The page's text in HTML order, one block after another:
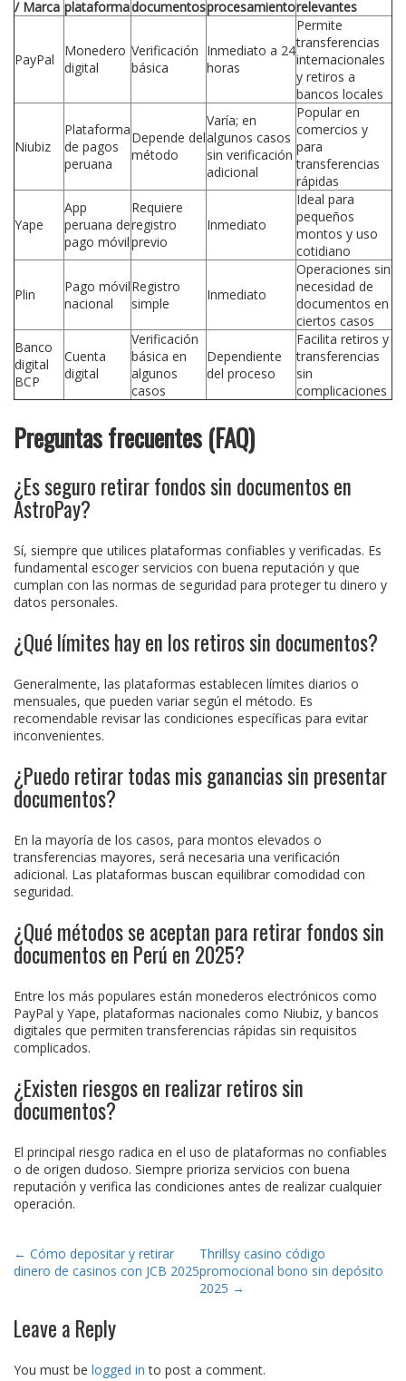
/ Marca plataformadocumentosprocesamientorelevantes
PayPal
Monedero
digital
Verificación
básica
Inmediato a 24
horas
Permite
transferencias
internacionales
y retiros a
bancos locales
Niubiz
Plataforma
de pagos
peruana
Depende del
método
Varía; en
algunos casos
sin verificación
adicional
Popular en
comercios y
para
transferencias
rápidas
Yape
App
peruana de
pago móvil
Requiere
registro
previo
Inmediato
Ideal para
pequeños
montos y uso
cotidiano
Plin
Pago móvil
nacional
Registro
simple
Inmediato
Operaciones sin
necesidad de
documentos en
ciertos casos
Banco
digital
BCP
Cuenta
digital
Verificación
básica en
algunos
casos
Dependiente
del proceso
Facilita retiros y
transferencias
sin
complicaciones
Preguntas frecuentes (FAQ)
¿Es seguro retirar fondos sin documentos en
AstroPay?
Sí, siempre que utilices plataformas confiables y verificadas. Es
fundamental escoger servicios con buena reputación y que
cumplan con las normas de seguridad para proteger tu dinero y
datos personales.
¿Qué límites hay en los retiros sin documentos?
Generalmente, las plataformas establecen límites diarios o
mensuales, que pueden variar según el método. Es
recomendable revisar las condiciones específicas para evitar
inconvenientes.
¿Puedo retirar todas mis ganancias sin presentar
documentos?
En la mayoría de los casos, para montos elevados o
transferencias mayores, será necesaria una verificación
adicional. Las plataformas buscan equilibrar comodidad con
seguridad.
¿Qué métodos se aceptan para retirar fondos sin
documentos en Perú en 2025?
Entre los más populares están monederos electrónicos como
PayPal y Yape, plataformas nacionales como Niubiz, y bancos
digitales que permiten transferencias rápidas sin requisitos
complicados.
¿Existen riesgos en realizar retiros sin
documentos?
El principal riesgo radica en el uso de plataformas no confiables
o de origen dudoso. Siempre prioriza servicios con buena
reputación y verifica las condiciones antes de realizar cualquier
operación.
Post
navigation
← Cómo depositar y retirar
dinero de casinos con JCB 2025
Thrillsy casino código
promocional bono sin depósito
2025 →
Leave a Reply
You must be logged in to post a comment.